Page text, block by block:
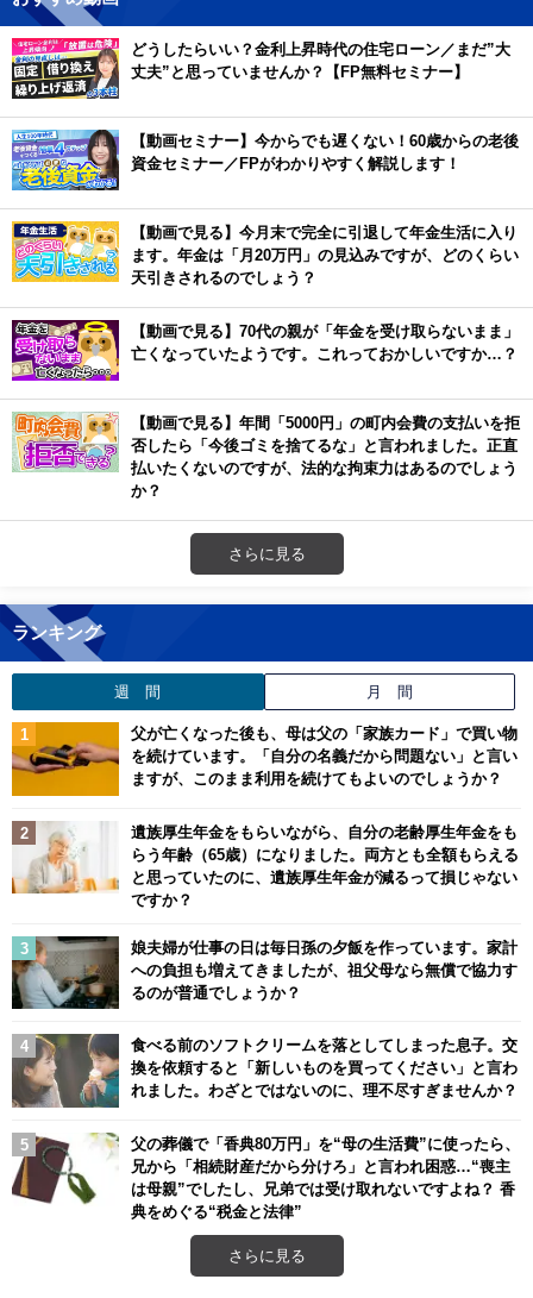
どうしたらいい？金利上昇時代の住宅ローン／まだ”大
丈夫”と思っていませんか？【FP無料セミナー】
【動画セミナー】今からでも遅くない！60歳からの老後
資金セミナー／FPがわかりやすく解説します！
【動画で見る】今月末で完全に引退して年金生活に入り
ます。年金は「月20万円」の見込みですが、どのくらい
天引きされるのでしょう？
【動画で見る】70代の親が「年金を受け取らないまま」
亡くなっていたようです。これっておかしいですか…？
【動画で見る】年間「5000円」の町内会費の支払いを拒
否したら「今後ゴミを捨てるな」と言われました。正直
払いたくないのですが、法的な拘束力はあるのでしょう
か？
さらに見る
ランキング
週 間 月 間
父が亡くなった後も、母は父の「家族カード」で買い物
を続けています。「自分の名義だから問題ない」と言い
ますが、このまま利用を続けてもよいのでしょうか？
遺族厚生年金をもらいながら、自分の老齢厚生年金をも
らう年齢（65歳）になりました。両方とも全額もらえる
と思っていたのに、遺族厚生年金が減るって損じゃない
ですか？
娘夫婦が仕事の日は毎日孫の夕飯を作っています。家計
への負担も増えてきましたが、祖父母なら無償で協力す
るのが普通でしょうか？
食べる前のソフトクリームを落としてしまった息子。交
換を依頼すると「新しいものを買ってください」と言わ
れました。わざとではないのに、理不尽すぎませんか？
父の葬儀で「香典80万円」を“母の生活費”に使ったら、
兄から「相続財産だから分けろ」と言われ困惑…“喪主
は母親”でしたし、兄弟では受け取れないですよね？ 香
典をめぐる“税金と法律”
さらに見る